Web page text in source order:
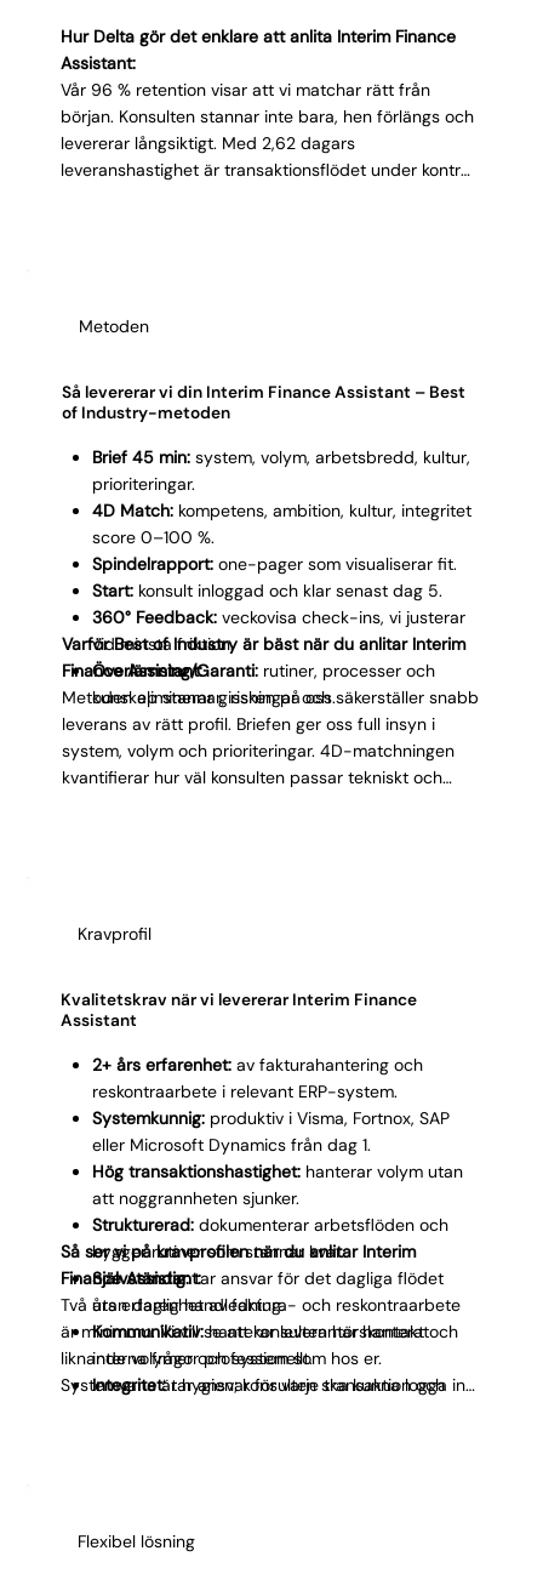
Hur Delta gör det enklare att anlita Interim Finance
Assistant:
Vår 96 % retention visar att vi matchar rätt från
början. Konsulten stannar inte bara, hen förlängs och
levererar långsiktigt. Med 2,62 dagars
leveranshastighet är transaktionsflödet under kontroll
inkörningstid.
Metoden
Så levererar vi din Interim Finance Assistant – Best
of Industry-metoden
Brief 45 min: system, volym, arbetsbredd, kultur,
prioriteringar.
4D Match: kompetens, ambition, kultur, integritet
score 0–100 %.
Spindelrapport: one-pager som visualiserar fit.
Start: konsult inloggad och klar senast dag 5.
360° Feedback: veckovisa check-ins, vi justerar
vid minsta friktion.
Överlämning/Garanti: rutiner, processer och
kunskap stannar, risken på oss.
Varför Best of Industry är bäst när du anlitar Interim
Finance Assistant:
Metoden eliminerar gissningar och säkerställer snabb
leverans av rätt profil. Briefen ger oss full insyn i
system, volym och prioriteringar. 4D-matchningen
kvantifierar hur väl konsulten passar tekniskt och
feedbacksamtal fångar eventuell friktion tidigt. Om
Kravprofil
Kvalitetskrav när vi levererar Interim Finance
Assistant
2+ års erfarenhet:av fakturahantering och
reskontraarbete i relevant ERP-system.
Systemkunnig:produktiv i Visma, Fortnox, SAP
eller Microsoft Dynamics från dag 1.
Hög transaktionshastighet:hanterar volym utan
att noggrannheten sjunker.
Strukturerad:dokumenterar arbetsflöden och
bygger rutiner som stannar kvar.
Självständig:tar ansvar för det dagliga flödet
utan daglig handledning.
Kommunikativ:hanterar leverantörskontakt och
interna frågor professionellt.
Integritet:tar ansvar för varje transaktion och
Så ser vi på kravprofilen när du anlitar Interim
Finance Assistant:
Två års erfarenhet av faktura- och reskontraarbete
är minimum. Vi vill se att konsulten har hanterat
liknande volymer och system som hos er.
Systemvana är hygien; konsulten ska kunna logga in
Flexibel lösning